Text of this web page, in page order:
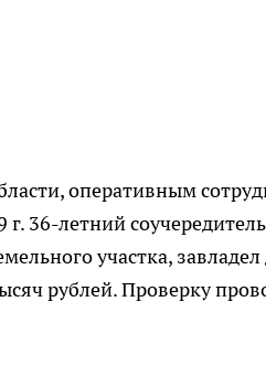
оперативным
г. 36-летний
участка,
рублей. Проверку